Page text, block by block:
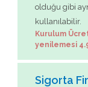
olduğu gibi
kullanılabilir.
Kurulum
yenilemesi
Sigorta